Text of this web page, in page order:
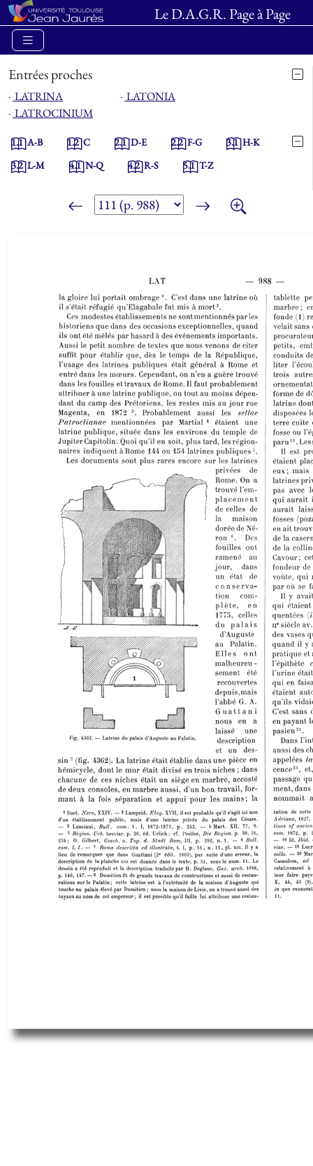
Le D.A.G.R. Page à Page
Entrées proches
⋅ LATRINA ⋅ LATONIA
⋅ LATROCINIUM
1.1A-B 1.2C 2.1D-E 2.2F-G 3.1H-K
3.2L-M 4.1N-Q 4.2R-S 5.1T-Z